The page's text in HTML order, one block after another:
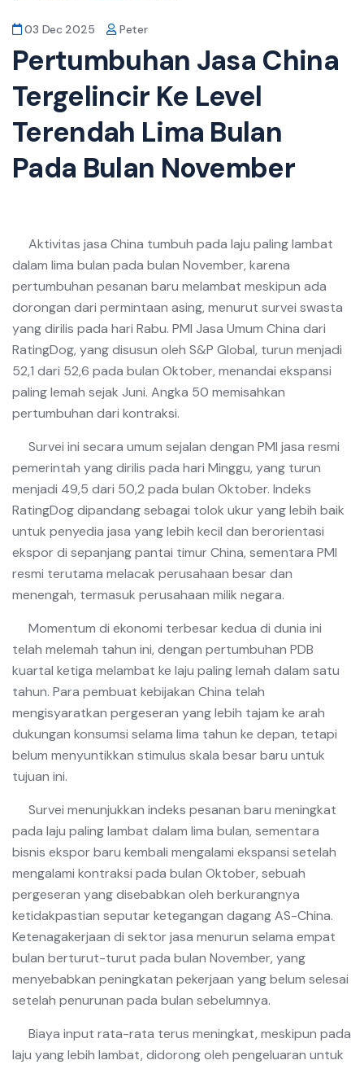
03 Dec 2025 Peter
Pertumbuhan Jasa China
Tergelincir Ke Level
Terendah Lima Bulan
Pada Bulan November
Aktivitas jasa China tumbuh pada laju paling lambat
dalam lima bulan pada bulan November, karena
pertumbuhan pesanan baru melambat meskipun ada
dorongan dari permintaan asing, menurut survei swasta
yang dirilis pada hari Rabu. PMI Jasa Umum China dari
RatingDog, yang disusun oleh S&P Global, turun menjadi
52,1 dari 52,6 pada bulan Oktober, menandai ekspansi
paling lemah sejak Juni. Angka 50 memisahkan
pertumbuhan dari kontraksi.
Survei ini secara umum sejalan dengan PMI jasa resmi
pemerintah yang dirilis pada hari Minggu, yang turun
menjadi 49,5 dari 50,2 pada bulan Oktober. Indeks
RatingDog dipandang sebagai tolok ukur yang lebih baik
untuk penyedia jasa yang lebih kecil dan berorientasi
ekspor di sepanjang pantai timur China, sementara PMI
resmi terutama melacak perusahaan besar dan
menengah, termasuk perusahaan milik negara.
Momentum di ekonomi terbesar kedua di dunia ini
telah melemah tahun ini, dengan pertumbuhan PDB
kuartal ketiga melambat ke laju paling lemah dalam satu
tahun. Para pembuat kebijakan China telah
mengisyaratkan pergeseran yang lebih tajam ke arah
dukungan konsumsi selama lima tahun ke depan, tetapi
belum menyuntikkan stimulus skala besar baru untuk
tujuan ini.
Survei menunjukkan indeks pesanan baru meningkat
pada laju paling lambat dalam lima bulan, sementara
bisnis ekspor baru kembali mengalami ekspansi setelah
mengalami kontraksi pada bulan Oktober, sebuah
pergeseran yang disebabkan oleh berkurangnya
ketidakpastian seputar ketegangan dagang AS-China.
Ketenagakerjaan di sektor jasa menurun selama empat
bulan berturut-turut pada bulan November, yang
menyebabkan peningkatan pekerjaan yang belum selesai
setelah penurunan pada bulan sebelumnya.
Biaya input rata-rata terus meningkat, meskipun pada
laju yang lebih lambat, didorong oleh pengeluaran untuk